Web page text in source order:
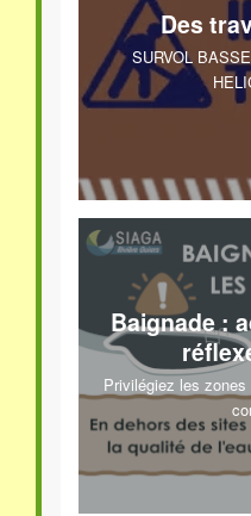
Des
SURVOL
Baignade :
Privilégiez les